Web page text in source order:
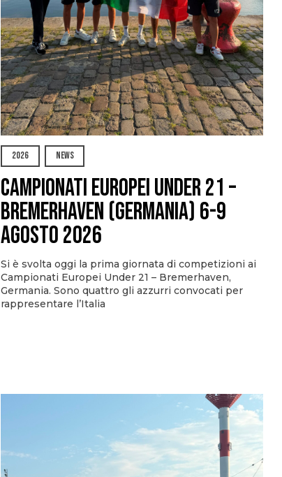
2026
NEWS
Campionati Europei Under 21 –
Bremerhaven (Germania) 6-9
agosto 2026
Si è svolta oggi la prima giornata di competizioni ai
Campionati Europei Under 21 – Bremerhaven,
Germania. Sono quattro gli azzurri convocati per
rappresentare l’Italia